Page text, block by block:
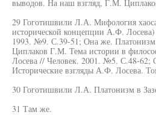
выводов. На наш взгляд, Г.М.
29 Гоготишвили Л.А. Мифология
исторической концепции А.Ф.
1993. №9. С.39-51; Она же. Платонизм
Циплаков Г.М. Тема истории в
Лосева // Человек. 2001. №5. С.48-62;
Исторические взгляды А.Ф. Лосева.
30 Гоготишвили Л.А. Платонизм в
31 Там же.